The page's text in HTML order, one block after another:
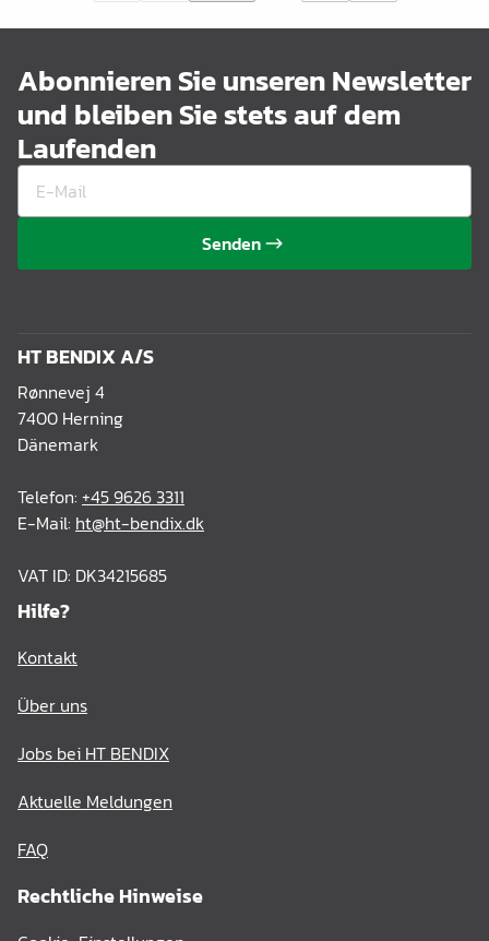
Abonnieren Sie unseren Newsletter
und bleiben Sie stets auf dem
Laufenden
Senden
HT BENDIX A/S
Rønnevej 4
7400 Herning
Dänemark
Telefon: +45 9626 3311
E-Mail: ht@ht-bendix.dk
VAT ID: DK34215685
Hilfe?
Kontakt
Über uns
Jobs bei HT BENDIX
Aktuelle Meldungen
FAQ
Rechtliche Hinweise